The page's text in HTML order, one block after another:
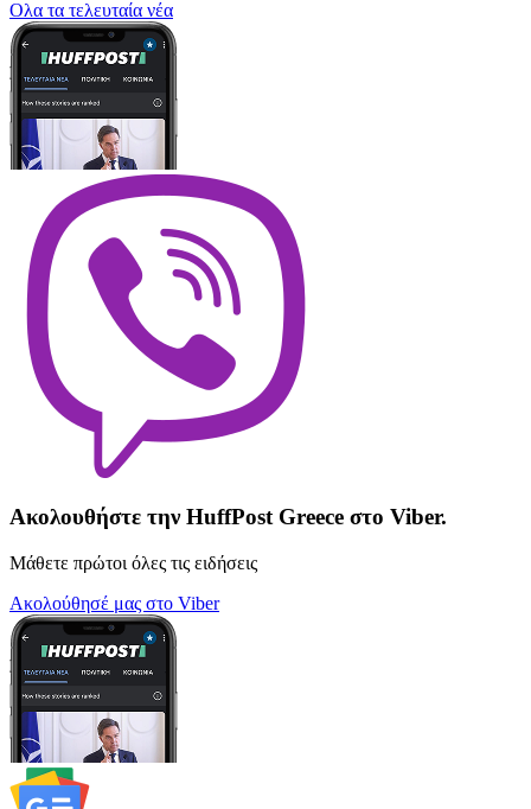
Oλα τα τελευταία νέα
Ακολουθήστε την HuffPost Greece στο Viber.
Μάθετε πρώτοι όλες τις ειδήσεις
Ακολούθησέ μας στο Viber